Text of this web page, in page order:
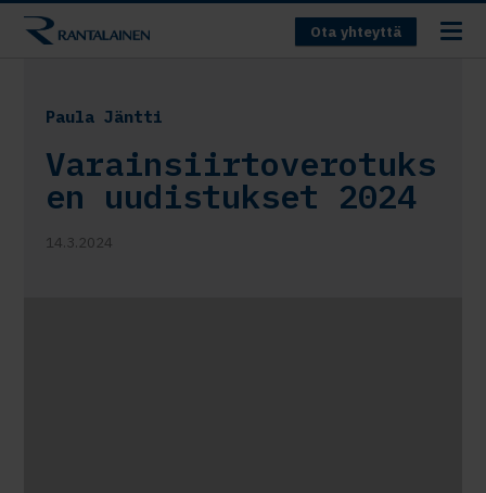
Ota yhteyttä
Paula Jäntti
Varainsiirtoverotuks
en uudistukset 2024
14.3.2024